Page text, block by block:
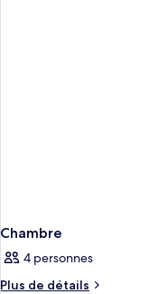
Chambre
4 personnes
Plus de détails
Plus